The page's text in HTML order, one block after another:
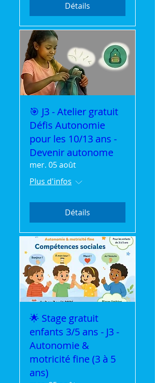
Détails
🎯 J3 - Atelier gratuit
Défis Autonomie
pour les 10/13 ans -
Devenir autonome
mer. 05 août
Plus d'infos
Détails
🌟 Stage gratuit
enfants 3/5 ans - J3 -
Autonomie &
motricité fine (3 à 5
ans)